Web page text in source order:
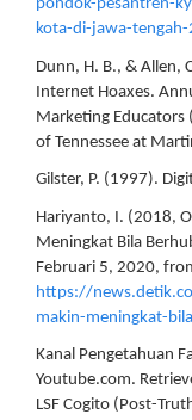
pondok-pesantren-
kota-di-jawa-
Dunn, H. B., & Allen,
Internet Hoaxes.
Marketing Educators
of Tennessee at
Gilster, P. (1997).
Hariyanto, I. (2018,
Meningkat Bila
Februari 5, 2020,
https://
makin-meningkat-
Kanal Pengetahuan
Youtube.com.
LSF Cogito (Post-